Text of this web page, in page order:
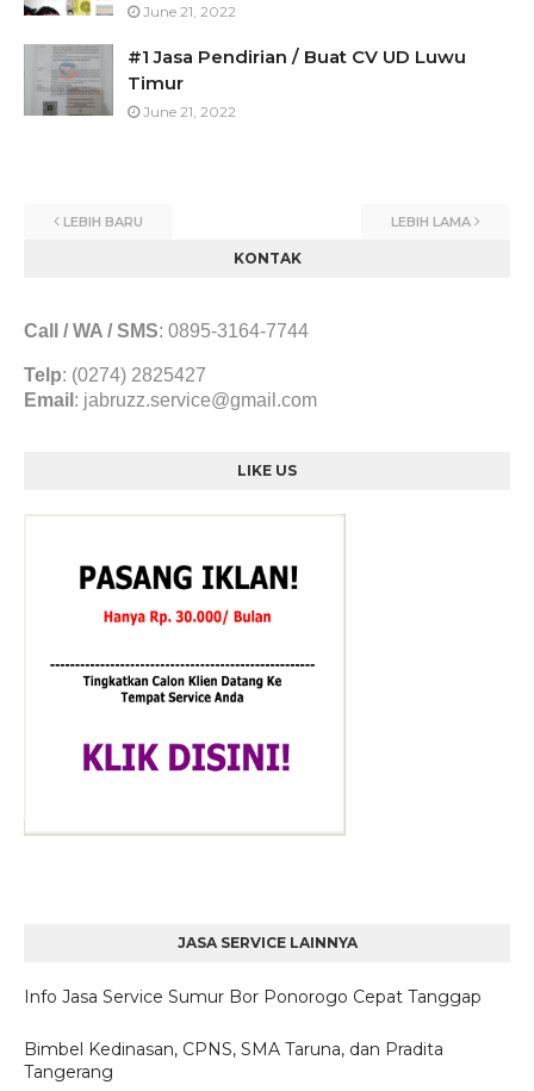
June 21, 2022
#1 Jasa Pendirian / Buat CV UD Luwu
Timur
June 21, 2022
LEBIH BARU LEBIH LAMA
KONTAK
Call / WA / SMS: 0895-3164-7744
Telp: (0274) 2825427
Email : jabruzz.service@gmail.com
LIKE US
JASA SERVICE LAINNYA
Info Jasa Service Sumur Bor Ponorogo Cepat Tanggap
Bimbel Kedinasan, CPNS, SMA Taruna, dan Pradita
Tangerang